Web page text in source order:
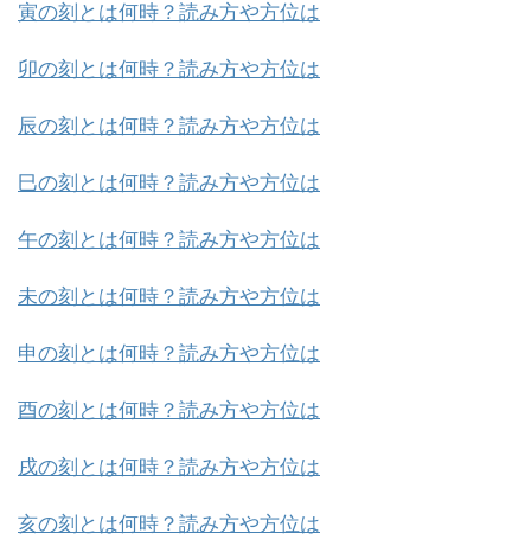
寅の刻とは何時？読み方や方位は
卯の刻とは何時？読み方や方位は
辰の刻とは何時？読み方や方位は
巳の刻とは何時？読み方や方位は
午の刻とは何時？読み方や方位は
未の刻とは何時？読み方や方位は
申の刻とは何時？読み方や方位は
酉の刻とは何時？読み方や方位は
戌の刻とは何時？読み方や方位は
亥の刻とは何時？読み方や方位は